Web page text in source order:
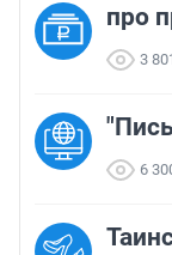
про
3
6